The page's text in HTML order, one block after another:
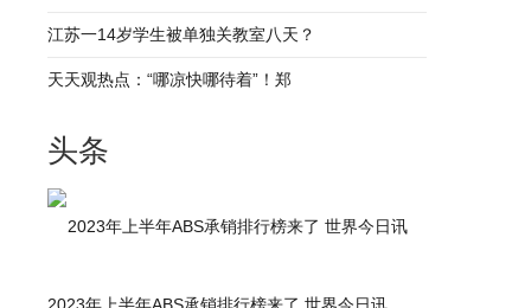
江苏一14岁学生被单独关教室八天？
天天观热点：“哪凉快哪待着”！郑
头条
2023年上半年ABS承销排行榜来了 世界今日讯